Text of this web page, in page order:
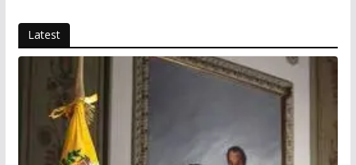
Latest